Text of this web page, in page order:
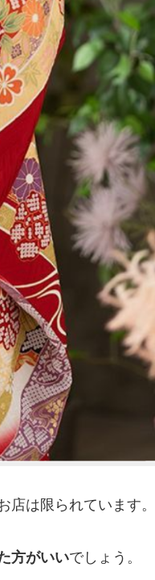
は限られています。
方がいいでしょう。